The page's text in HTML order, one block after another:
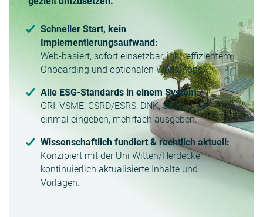
Schneller Start, kein
Implementierungsaufwand:
Web-basiert, sofort einsetzbar, inkl. effizientem
Onboarding und optionalen Workshops.
Alle ESG-Standards in einem System:
GRI, VSME, CSRD/ESRS, DNK, SDGs u. v. m. –
einmal eingeben, mehrfach ausgeben.
Wissenschaftlich fundiert & rechtlich aktuell:
Konzipiert mit der Uni Witten/Herdecke,
kontinuierlich aktualisierte Inhalte und
Vorlagen.